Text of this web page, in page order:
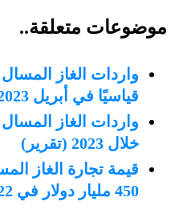
موضوعات متعلقة..
واردات الغاز
قياسيًا في أبريل 2023
خلال 2023 (تقرير)
قيمة تجارة الغاز
450 مليار دولار في 2022